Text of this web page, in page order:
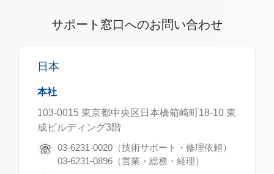
サポート窓口へのお問い合わせ
日本
本社
103-0015 東京都中央区日本橋箱崎町18-10 東
成ビルディング3階
03-6231-0020（技術サポート・修理依頼）
03-6231-0896（営業・総務・経理）